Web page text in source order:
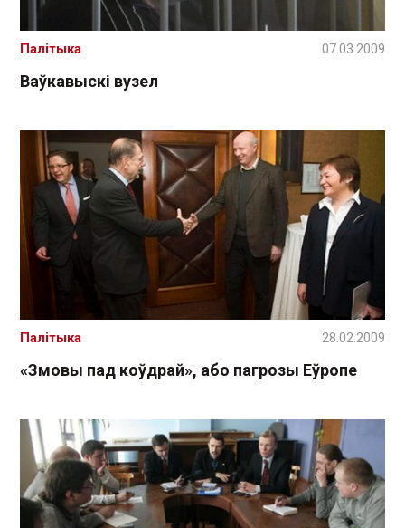
Ваўкавыскі вузел
Палітыка 07.03.2009
«Змовы пад коўдрай», або пагрозы Еўропе
Палітыка 28.02.2009